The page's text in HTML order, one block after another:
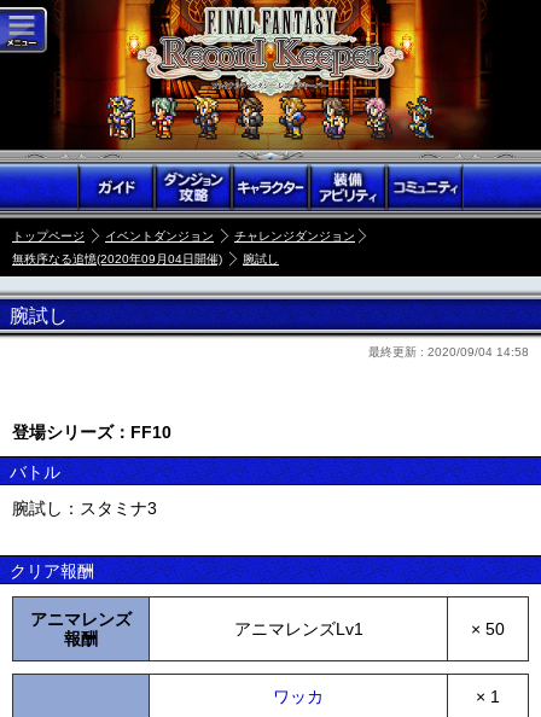
トップページ イベントダンジョン
チャレンジダンジョン
無秩序なる追憶(2020年09月04日開催)
腕試し
腕試し
最終更新 : 2020/09/04 14:58
登場シリーズ：FF10
バトル
腕試し：スタミナ3
クリア報酬
アニマレンズ
報酬
アニマレンズLv1 × 50
ワッカ × 1